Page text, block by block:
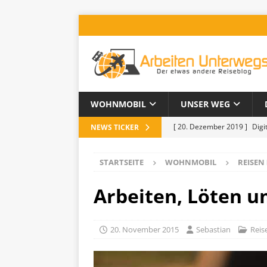
WOHNMOBIL UNSER WEG
NEWS TICKER [ 20. Dezember 2019 ]
[ 18. Juni 2019 ]
1500
[ 16. September 2018 ]
[ 10. Januar 2020 ]
STARTSEITE WOHNMOBIL
Arbeiten, Löten
20. November 2015 Sebastian